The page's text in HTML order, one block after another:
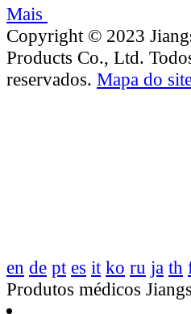
Mais
Copyright © 2023
Products Co., Ltd.
reservados. Mapa do
en de pt es it ko ru ja th
Produtos médicos